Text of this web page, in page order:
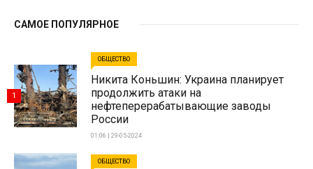
САМОЕ ПОПУЛЯРНОЕ
ОБЩЕСТВО
Никита Коньшин: Украина планирует
продолжить атаки на
нефтеперерабатывающие заводы
России
01:06 | 29-05-2024
1
ОБЩЕСТВО